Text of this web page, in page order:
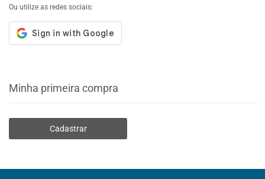
Ou utilize as redes sociais:
Minha primeira compra
Cadastrar